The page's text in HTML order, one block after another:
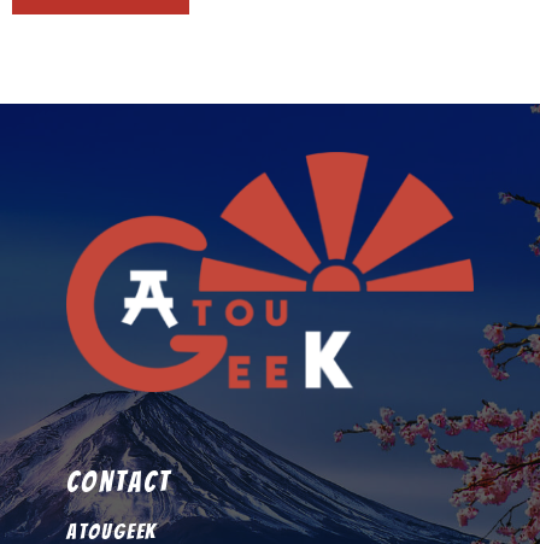
Contact
AtouGeek